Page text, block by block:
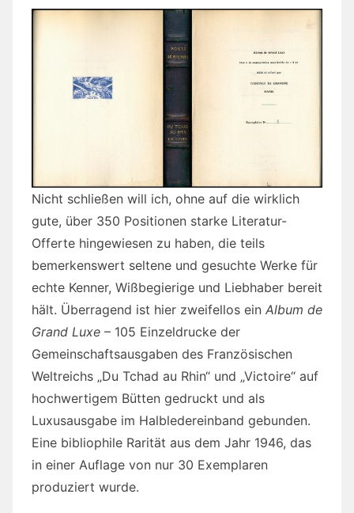
Nicht schließen will ich, ohne auf die wirklich
gute, über 350 Positionen starke Literatur-
Offerte hingewiesen zu haben, die teils
bemerkenswert seltene und gesuchte Werke für
echte Kenner, Wißbegierige und Liebhaber bereit
hält. Überragend ist hier zweifellos ein Album de
Grand Luxe – 105 Einzeldrucke der
Gemeinschaftsausgaben des Französischen
Weltreichs „Du Tchad au Rhin“ und „Victoire“ auf
hochwertigem Bütten gedruckt und als
Luxusausgabe im Halbledereinband gebunden.
Eine bibliophile Rarität aus dem Jahr 1946, das
in einer Auflage von nur 30 Exemplaren
produziert wurde.